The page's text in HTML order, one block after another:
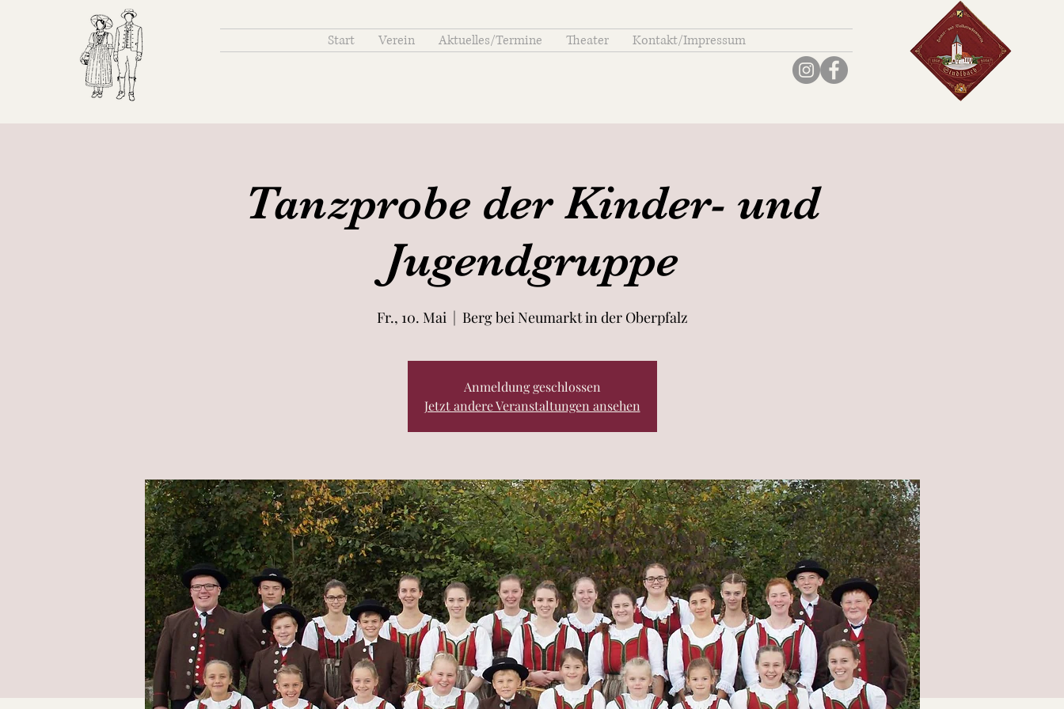
Start Verein Aktuelles/Termine Theater Kontakt/Impressum
Tanzprobe der Kinder- und
Jugendgruppe
Fr., 10. Mai
  |
Berg bei Neumarkt in der Oberpfalz
Anmeldung geschlossen
Jetzt andere Veranstaltungen ansehen